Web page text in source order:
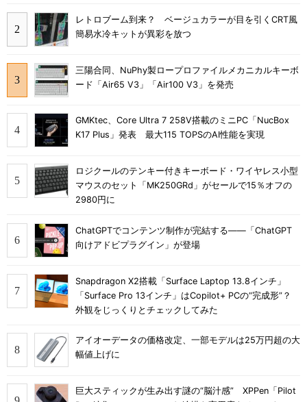
レトロブーム到来？ ベージュカラーが目を引くCRT風
簡易水冷キットが異彩を放つ
三陽合同、NuPhy製ロープロファイルメカニカルキーボ
ード「Air65 V3」「Air100 V3」を発売
GMKtec、Core Ultra 7 258V搭載のミニPC「NucBox
K17 Plus」発表 最大115 TOPSのAI性能を実現
ロジクールのテンキー付きキーボード・ワイヤレス小型
マウスのセット「MK250GRd」がセールで15％オフの
2980円に
ChatGPTでコンテンツ制作が完結する――「ChatGPT
向けアドビプラグイン」が登場
Snapdragon X2搭載「Surface Laptop 13.8インチ」
「Surface Pro 13インチ」はCopilot+ PCの“完成形”？
外観をじっくりとチェックしてみた
アイオーデータの価格改定、一部モデルは25万円超の大
幅値上げに
巨大スティックが生み出す謎の“脳汁感” XPPen「Pilot